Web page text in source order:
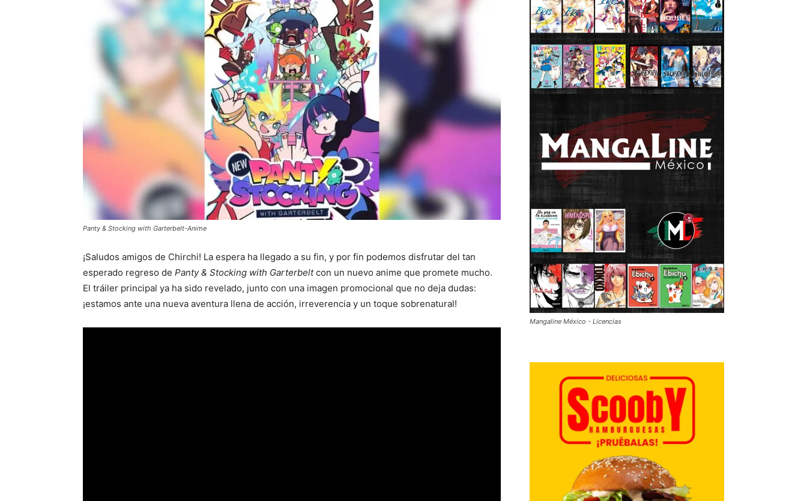
Panty & Stocking with Garterbelt-Anime
¡Saludos amigos de Chirchi! La espera ha llegado a su fin, y por fin podemos disfrutar del tan
esperado regreso de Panty & Stocking with Garterbeltcon un nuevo anime que promete mucho.
El tráiler principal ya ha sido revelado, junto con una imagen promocional que no deja dudas:
¡estamos ante una nueva aventura llena de acción, irreverencia y un toque sobrenatural!
Mangaline México - Licencias